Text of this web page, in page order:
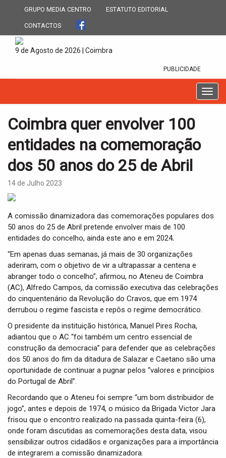
GRUPO MEDIA CENTRO ESTATUTO EDITORIAL
CONTACTOS
9 de Agosto de 2026 | Coimbra
PUBLICIDADE
T
o
t
Coimbra quer envolver 100
entidades na comemoração
dos 50 anos do 25 de Abril
14 de Julho 2023
A comissão dinamizadora das comemorações populares dos
50 anos do 25 de Abril pretende envolver mais de 100
entidades do concelho, ainda este ano e em 2024.
“Em apenas duas semanas, já mais de 30 organizações
aderiram, com o objetivo de vir a ultrapassar a centena e
abranger todo o concelho”, afirmou, no Ateneu de Coimbra
(AC), Alfredo Campos, da comissão executiva das celebrações
do cinquentenário da Revolução do Cravos, que em 1974
derrubou o regime fascista e repôs o regime democrático.
O presidente da instituição histórica, Manuel Pires Rocha,
adiantou que o AC “foi também um centro essencial de
construção da democracia” para defender que as celebrações
dos 50 anos do fim da ditadura de Salazar e Caetano são uma
oportunidade de continuar a pugnar pelos “valores e princípios
do Portugal de Abril”.
Recordando que o Ateneu foi sempre “um bom distribuidor de
jogo”, antes e depois de 1974, o músico da Brigada Victor Jara
frisou que o encontro realizado na passada quinta-feira (6),
onde foram discutidas as comemorações desta data, visou
sensibilizar outros cidadãos e organizações para a importância
de integrarem a comissão dinamizadora.